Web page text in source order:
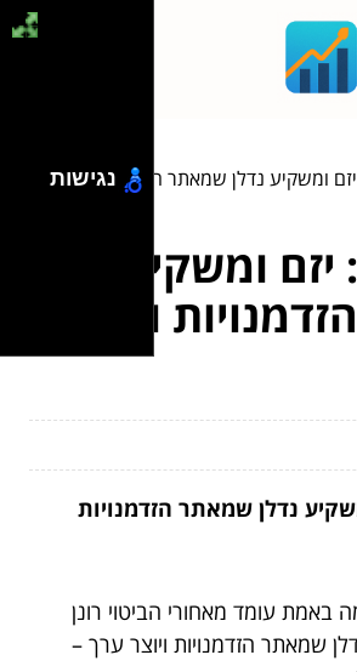
יזם ומשקיע נדלן שמאתר הזדמנויות ויוצר
יזם ומשקיע נדלן
ויוצר
נדלן שמאתר הזדמנויות
באמת עומד מאחורי הביטוי רונן
שמאתר הזדמנויות ויוצר ערך –
נגישות